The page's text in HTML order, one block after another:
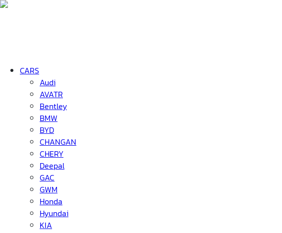
CARS
Audi
AVATR
Bentley
BMW
BYD
CHANGAN
CHERY
Deepal
GAC
GWM
Honda
Hyundai
KIA